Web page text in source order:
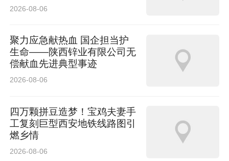
2026-08-06
聚力应急献热血 国企担当护
生命——陕西锌业有限公司无
偿献血先进典型事迹
2026-08-06
四万颗拼豆造梦！宝鸡夫妻手
工复刻巨型西安地铁线路图引
燃乡情
2026-08-06